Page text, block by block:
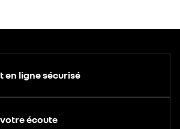
en ligne sécurisé
écoute